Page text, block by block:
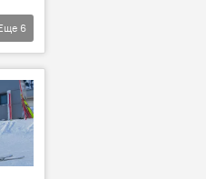
6